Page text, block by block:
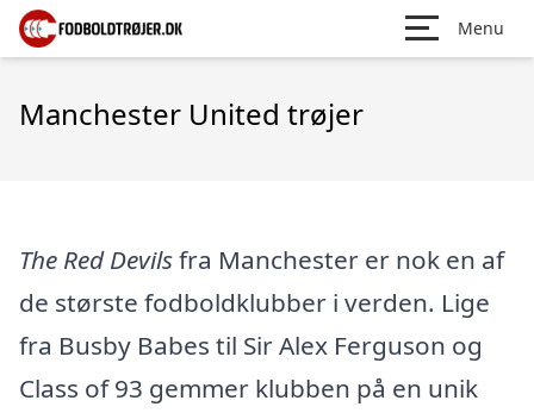
Menu
Manchester United trøjer
The Red Devilsfra Manchester er nok en af
de største fodboldklubber i verden. Lige
fra Busby Babes til Sir Alex Ferguson og
Class of 93 gemmer klubben på en unik